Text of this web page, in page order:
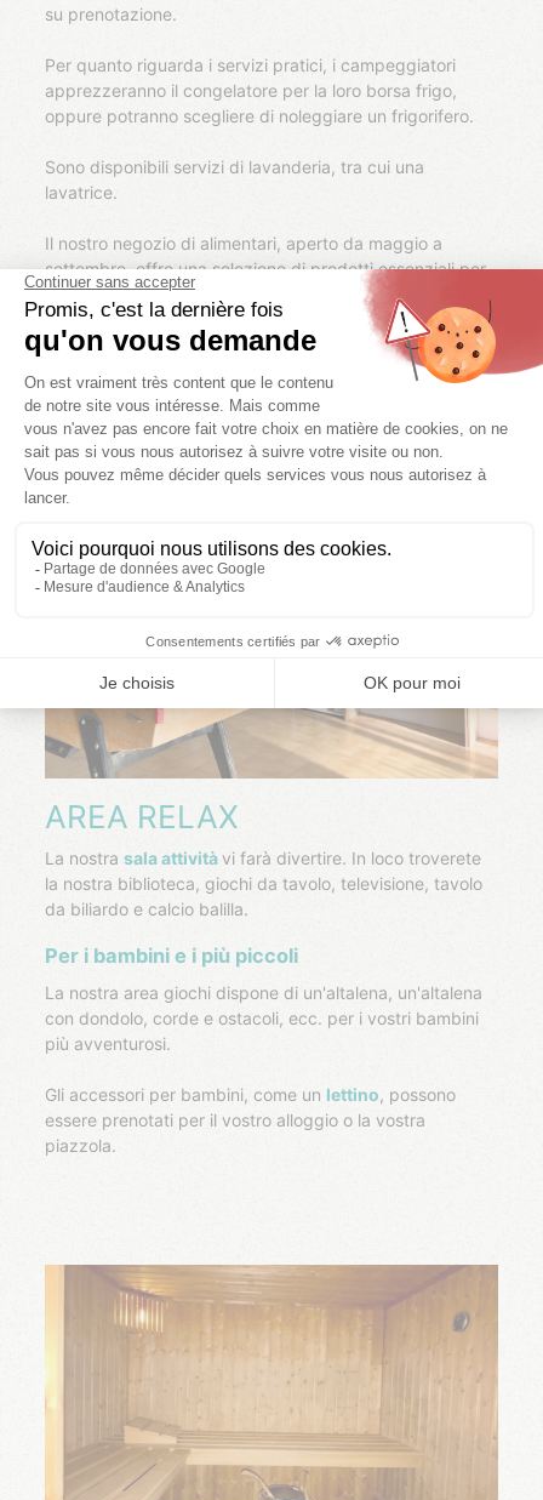
su prenotazione.
Per quanto riguarda i servizi pratici, i campeggiatori
apprezzeranno il congelatore per la loro borsa frigo,
oppure potranno scegliere di noleggiare un frigorifero.
Sono disponibili servizi di lavanderia, tra cui una
lavatrice.
Il nostro negozio di alimentari, aperto da maggio a
settembre, offre una selezione di prodotti essenziali per
soddisfare le vostre esigenze di base durante il
soggiorno.
AREA RELAX
La nostrasala attivitàvi farà divertire. In loco troverete
la nostra biblioteca, giochi da tavolo, televisione, tavolo
da biliardo e calcio balilla.
Per i bambini e i più piccoli
La nostra area giochi dispone di un'altalena, un'altalena
con dondolo, corde e ostacoli, ecc. per i vostri bambini
più avventurosi.
Gli accessori per bambini, come un lettino, possono
essere prenotati per il vostro alloggio o la vostra
piazzola.